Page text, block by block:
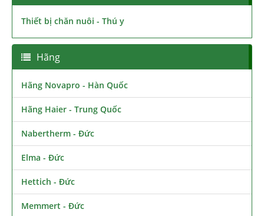
Thiết bị chăn nuôi - Thú y
Hãng
Hãng Novapro - Hàn Quốc
Hãng Haier - Trung Quốc
Nabertherm - Đức
Elma - Đức
Hettich - Đức
Memmert - Đức